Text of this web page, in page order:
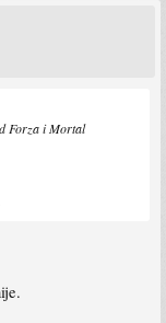
Forza i Mortal